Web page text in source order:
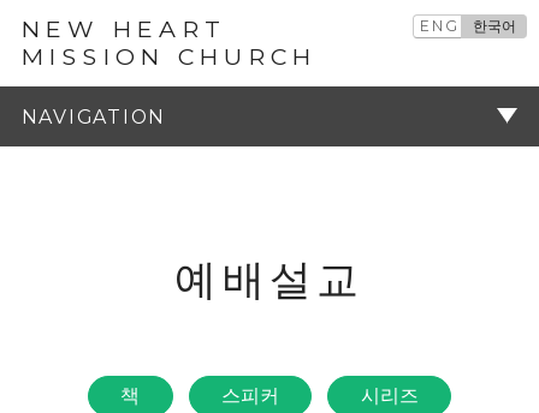
NEW HEART
MISSION CHURCH
ENG 한국어
예배설교
책 스피커 시리즈